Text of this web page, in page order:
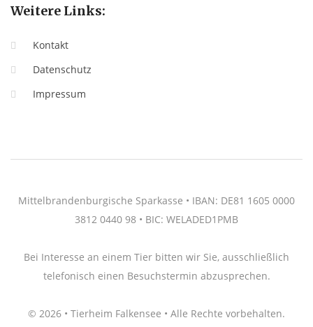
Weitere Links:
Kontakt
Datenschutz
Impressum
Mittelbrandenburgische Sparkasse • IBAN: DE81 1605 0000
3812 0440 98 • BIC: WELADED1PMB
Bei Interesse an einem Tier bitten wir Sie, ausschließlich
telefonisch einen Besuchstermin abzusprechen.
© 2026 • Tierheim Falkensee • Alle Rechte vorbehalten.